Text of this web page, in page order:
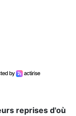
reprises d'où